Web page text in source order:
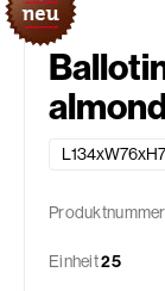
Einheit25